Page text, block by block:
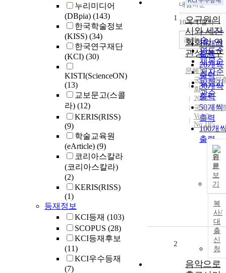
누리미디어
(DBpia) (143)
한국학술정보
(KISS) (34)
한국연구재단
(KCI) (30)
KISTI(ScienceON)
(13)
교보문고(스콜
라) (12)
KERIS(RISS)
(9)
학술교육원
(eArticle) (9)
코리아스칼라
(코리아스칼라)
(2)
KERIS(RISS)
(1)
등재정보
KCI등재 (103)
SCOPUS (28)
KCI등재후보
(11)
KCI우수등재
(7)
정확도
순
인기도
순
연도순
제목순
저자순
발행기
관순
내림차순
내림차
10개씩 출력
10개씩
출력
20개씩
출력
30개씩
출력
50개씩
출력
100개
출력
조회
1
오규원의
시와 세잔
회화의 연
관성 연구
문혜원
국어국문
회
2018
국어국문
Vol.0
No.185
원
문
보
기
복
사/
대
출
신
청
2
음악으로